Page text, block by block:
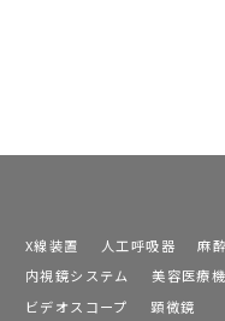
X線装置 人工呼吸器 麻
内視鏡システム
美容医療
ビデオスコープ
顕微鏡